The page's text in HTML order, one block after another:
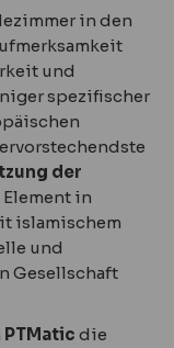
in den
und
spezifischer
der
in
islamischem
und
Gesellschaft
PTMatic die